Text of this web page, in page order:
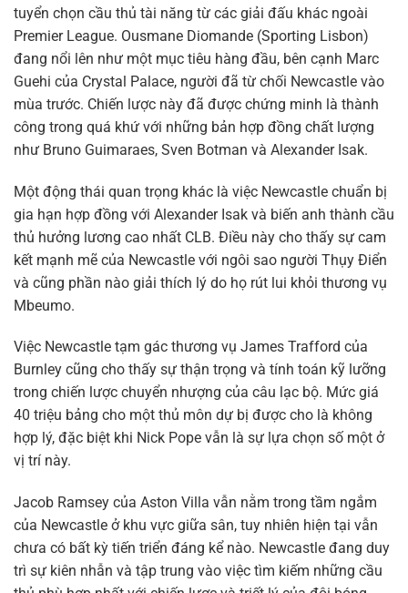
tuyển chọn cầu thủ tài năng từ các giải đấu khác ngoài
Premier League. Ousmane Diomande (Sporting Lisbon)
đang nổi lên như một mục tiêu hàng đầu, bên cạnh Marc
Guehi của Crystal Palace, người đã từ chối Newcastle vào
mùa trước. Chiến lược này đã được chứng minh là thành
công trong quá khứ với những bản hợp đồng chất lượng
như Bruno Guimaraes, Sven Botman và Alexander Isak.
Một động thái quan trọng khác là việc Newcastle chuẩn bị
gia hạn hợp đồng với Alexander Isak và biến anh thành cầu
thủ hưởng lương cao nhất CLB. Điều này cho thấy sự cam
kết mạnh mẽ của Newcastle với ngôi sao người Thụy Điển
và cũng phần nào giải thích lý do họ rút lui khỏi thương vụ
Mbeumo.
Việc Newcastle tạm gác thương vụ James Trafford của
Burnley cũng cho thấy sự thận trọng và tính toán kỹ lưỡng
trong chiến lược chuyển nhượng của câu lạc bộ. Mức giá
40 triệu bảng cho một thủ môn dự bị được cho là không
hợp lý, đặc biệt khi Nick Pope vẫn là sự lựa chọn số một ở
vị trí này.
Jacob Ramsey của Aston Villa vẫn nằm trong tầm ngắm
của Newcastle ở khu vực giữa sân, tuy nhiên hiện tại vẫn
chưa có bất kỳ tiến triển đáng kể nào. Newcastle đang duy
trì sự kiên nhẫn và tập trung vào việc tìm kiếm những cầu